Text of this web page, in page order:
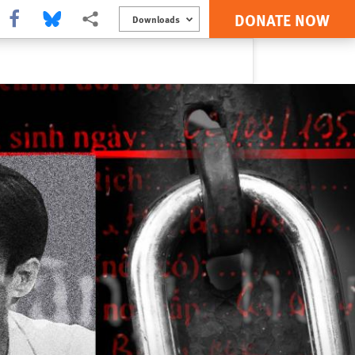
Share this via Facebook
Share this via Bluesky
More sharing options
Downloads DONATE NOW